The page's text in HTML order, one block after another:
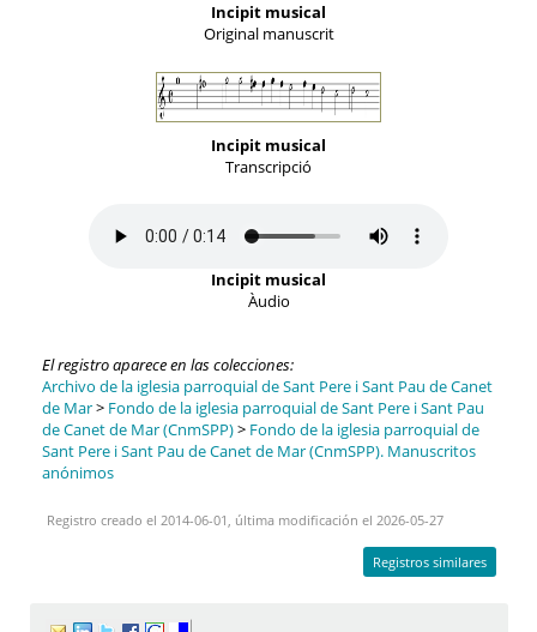
Incipit musical
Original manuscrit
Incipit musical
Transcripció
Incipit musical
Àudio
El registro aparece en las colecciones:
Archivo de la iglesia parroquial de Sant Pere i Sant Pau de Canet
de Mar> Fondo de la iglesia parroquial de Sant Pere i Sant Pau
de Canet de Mar (CnmSPP)> Fondo de la iglesia parroquial de
Sant Pere i Sant Pau de Canet de Mar (CnmSPP). Manuscritos
anónimos
Registro creado el 2014-06-01, última modificación el 2026-05-27
Registros similares